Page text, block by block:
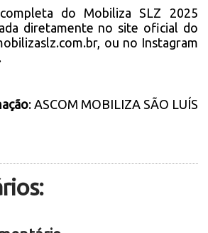
do Mobiliza SLZ 2025
diretamente no site oficial do
ou no Instagram
: ASCOM MOBILIZA SÃO LUÍS